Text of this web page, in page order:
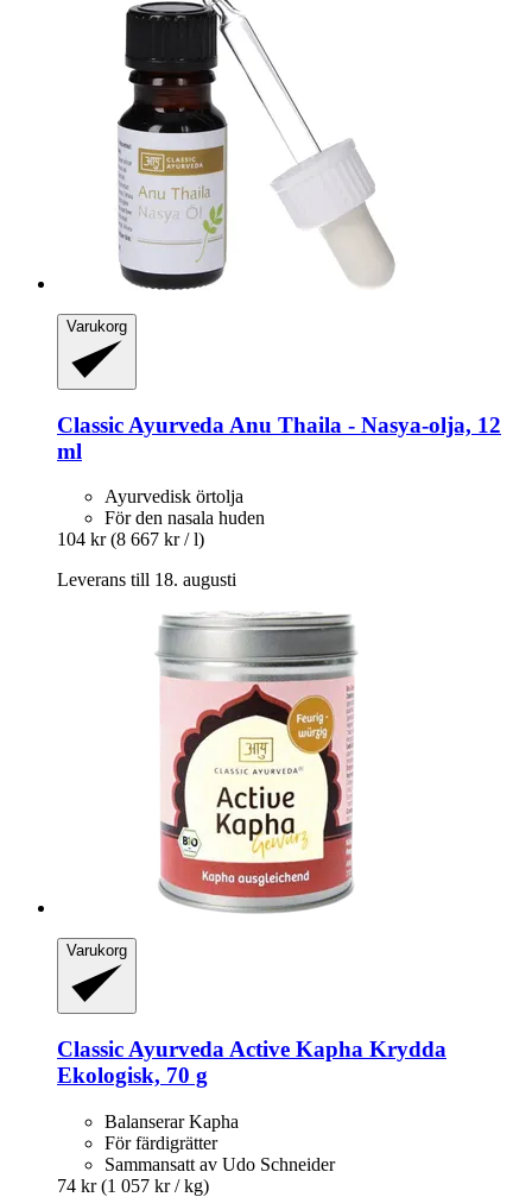
Varukorg
Classic Ayurveda Anu Thaila -​ Nasya-​olja, 12
ml
Ayurvedisk örtolja
För den nasala huden
104 kr (8 667 kr / l)
Leverans till 18. augusti
Varukorg
Classic Ayurveda Active Kapha Krydda
Ekologisk, 70 g
Balanserar Kapha
För färdigrätter
Sammansatt av Udo Schneider
74 kr (1 057 kr / kg)